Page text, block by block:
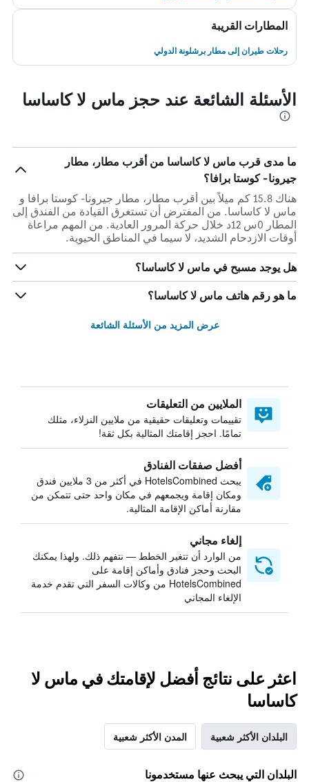
المطارات القريبة
رحلات طيران إلى مطار برشلونة الدولي
الأسئلة الشائعة عند حجز ماس لا كاساسا
ما مدى قرب ماس لا كاساسا من أقرب مطار، مطار
جيرونا- كوستا برافا؟
هناك 15.8 كم ميلاً بين أقرب مطار، مطار جيرونا- كوستا برافا و
ماس لا كاساسا. من المفترض أن تستغرق القيادة من الفندق إلى
المطار 0س 12د خلال حركة المرور العادية. من المهم مراعاة
أوقات الازدحام الشديد، لا سيما في المناطق الحيوية.
هل يوجد مسبح في ماس لا كاساسا؟
ما هو رقم هاتف ماس لا كاساسا؟
عرض المزيد من الأسئلة الشائعة
الملايين من التعليقات
تقييمات وتعليقات حقيقية من ملايين النزلاء، مثلك
تمامًا. احجز إقامتك المثالية بكل ثقة!
أفضل صفقات الفنادق
يبحث HotelsCombined في أكثر من 3 ملايين فندق
ومكان إقامة ويجمعهم في مكان واحد حتى تتمكن من
مقارنة أماكن الإقامة المثالية.
إلغاء مجاني
من الوارد أن تتغير الخطط — نتفهم ذلك. ولهذا يمكنك
البحث وحجز فنادق وأماكن إقامة على
HotelsCombined من وكالات السفر التي تقدم خدمة
الإلغاء المجاني
اعثر على نتائج أفضل لإقامتك في ماس لا
كاساسا
البلدان الأكثر شعبية المدن الأكثر شعبية
البلدان التي يبحث عنها مستخدمونا